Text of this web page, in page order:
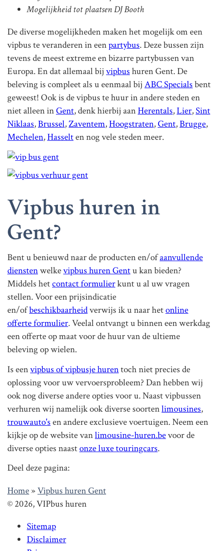
Mogelijkheid tot plaatsen DJ Booth
De diverse mogelijkheden maken het mogelijk om een
vipbus te veranderen in eenpartybus. Deze bussen zijn
tevens de meest extreme en bizarre partybussen van
Europa. En dat allemaal bij vipbushuren Gent. De
beleving is compleet als u eenmaal bij ABC Specialsbent
geweest! Ook is de vipbus te huur in andere steden en
niet alleen inGent, denk hierbij aanHerentals,Lier,Sint
Niklaas,Brussel,Zaventem,Hoogstraten,Gent,Brugge,
Mechelen,Hasselten nog vele steden meer.
Vipbus huren in
Gent?
Bent u benieuwd naar de producten en/ofaanvullende
dienstenwelkevipbus huren Gentu kan bieden?
Middels hetcontact formulierkunt u al uw vragen
stellen. Voor een prijsindicatie
en/ofbeschikbaarheidverwijs ik u naar hetonline
offerte formulier. Veelal ontvangt u binnen een werkdag
een offerte op maat voor de huur van de ultieme
beleving op wielen.
Is eenvipbus of vipbusje hurentoch niet precies de
oplossing voor uw vervoersprobleem? Dan hebben wij
ook nog diverse andere opties voor u. Naast vipbussen
verhuren wij namelijk ook diverse soortenlimousines,
trouwauto's en andere exclusieve voertuigen. Neem een
kijkje op de website vanlimousine-huren.bevoor de
diverse opties naastonze luxe touringcars.
Deel deze pagina:
Home»Vipbus huren Gent
© 2026, VIPbus huren
Sitemap
Disclaimer